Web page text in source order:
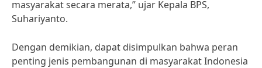
masyarakat secara merata,” ujar Kepala BPS,
Suhariyanto.
Dengan demikian, dapat disimpulkan bahwa peran
penting jenis pembangunan di masyarakat Indonesia